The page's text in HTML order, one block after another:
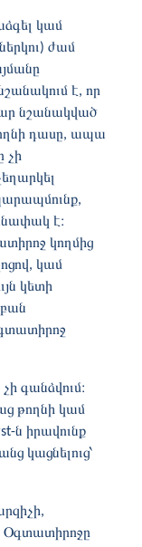
կամ
ժամ
է, որ
նշանակված
դասը, ապա
չի
է։
կողմից
կամ
կետի
գանձվում։
թողնի կամ
ն իրավունք
կացնելուց՝
Օգտատիրոջը